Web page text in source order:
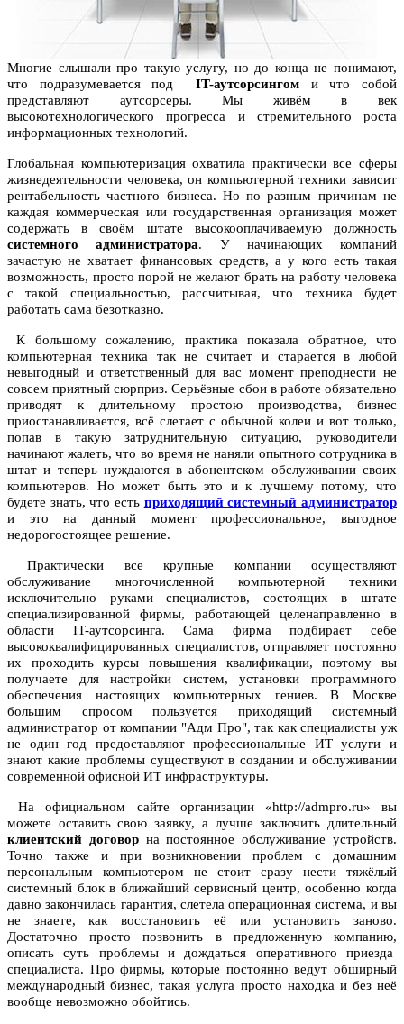
Многие слышали про такую услугу, но до конца не понимают,
что подразумевается подIT-аутсорсингом и что собой
представляют аутсорсеры. Мы живём в век
высокотехнологического прогресса и стремительного роста
информационных технологий.
Глобальная компьютеризация охватила практически все сферы
жизнедеятельности человека, он компьютерной техники зависит
рентабельность частного бизнеса. Но по разным причинам не
каждая коммерческая или государственная организация может
содержать в своём штате высокооплачиваемую должность
системного администратора. У начинающих компаний
зачастую не хватает финансовых средств, а у кого есть такая
возможность, просто порой не желают брать на работу человека
с такой специальностью, рассчитывая, что техника будет
работать сама безотказно.
К большому сожалению, практика показала обратное, что
компьютерная техника так не считает и старается в любой
невыгодный и ответственный для вас момент преподнести не
совсем приятный сюрприз. Серьёзные сбои в работе обязательно
приводят к длительному простою производства, бизнес
приостанавливается, всё слетает с обычной колеи и вот только,
попав в такую затруднительную ситуацию, руководители
начинают жалеть, что во время не наняли опытного сотрудника в
штат и теперь нуждаются в абонентском обслуживании своих
компьютеров. Но может быть это и к лучшему потому, что
будете знать, что есть приходящий системный администратор
и это на данный момент профессиональное, выгодное
недорогостоящее решение.
Практически все крупные компании осуществляют
обслуживание многочисленной компьютерной техники
исключительно руками специалистов, состоящих в штате
специализированной фирмы, работающей целенаправленно в
области IT-аутсорсинга. Сама фирма подбирает себе
высококвалифицированных специалистов, отправляет постоянно
их проходить курсы повышения квалификации, поэтому вы
получаете для настройки систем, установки программного
обеспечения настоящих компьютерных гениев. В Москве
большим спросом пользуется приходящий системный
администратор от компании "Адм Про", так как специалисты уж
не один год предоставляют профессиональные ИТ услуги и
знают какие проблемы существуют в создании и обслуживании
современной офисной ИТ инфраструктуры.
На официальном сайте организации «http://admpro.ru» вы
можете оставить свою заявку, а лучше заключить длительный
клиентский договорна постоянное обслуживание устройств.
Точно также и при возникновении проблем с домашним
персональным компьютером не стоит сразу нести тяжёлый
системный блок в ближайший сервисный центр, особенно когда
давно закончилась гарантия, слетела операционная система, и вы
не знаете, как восстановить её или установить заново.
Достаточно просто позвонить в предложенную компанию,
описать суть проблемы и дождаться оперативного приезда
специалиста. Про фирмы, которые постоянно ведут обширный
международный бизнес, такая услуга просто находка и без неё
вообще невозможно обойтись.